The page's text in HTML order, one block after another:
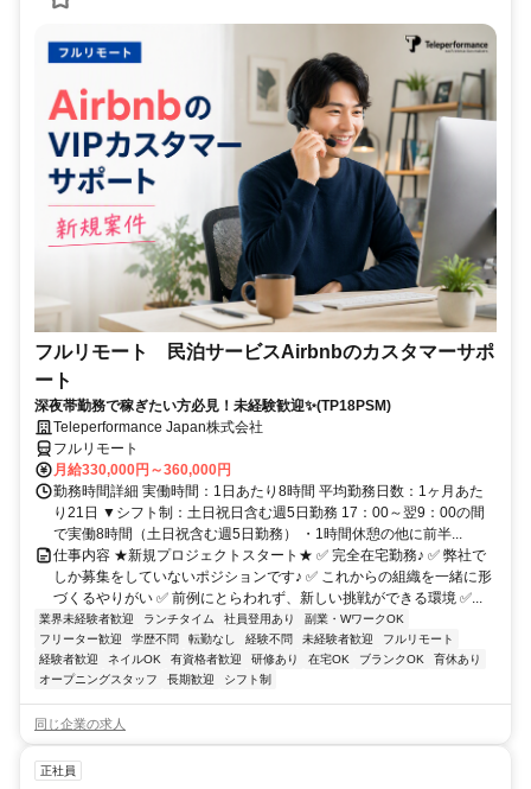
フルリモート 民泊サービスAirbnbのカスタマーサポ
ート
深夜帯勤務で稼ぎたい方必見！未経験歓迎✨(TP18PSM)
Teleperformance Japan株式会社
フルリモート
月給330,000円～360,000円
勤務時間詳細 実働時間：1日あたり8時間 平均勤務日数：1ヶ月あた
り21日 ▼シフト制：土日祝日含む週5日勤務 17：00～翌9：00の間
で実働8時間（土日祝含む週5日勤務） ・1時間休憩の他に前半...
仕事内容 ★新規プロジェクトスタート★ ✅ 完全在宅勤務♪ ✅ 弊社で
しか募集をしていないポジションです♪ ✅ これからの組織を一緒に形
づくるやりがい ✅ 前例にとらわれず、新しい挑戦ができる環境 ✅...
業界未経験者歓迎 ランチタイム 社員登用あり
副業・WワークOK
フリーター歓迎
学歴不問 転勤なし 経験不問 未経験者歓迎
フルリモート
経験者歓迎
ネイルOK 有資格者歓迎 研修あり 在宅OK ブランクOK
育休あり
オープニングスタッフ
長期歓迎 シフト制
同じ企業の求人
正社員